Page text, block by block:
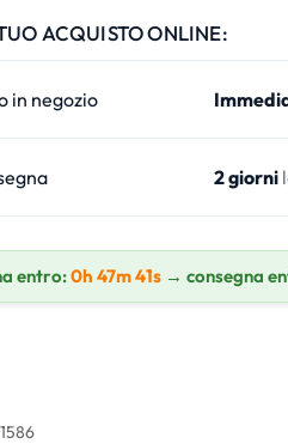
ACQUISTO ONLINE:
in negozio
2 giorni
entro:0h 47m 40s → consegna